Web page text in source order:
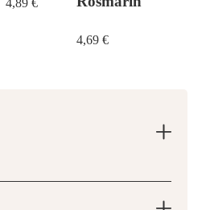
4,69 €